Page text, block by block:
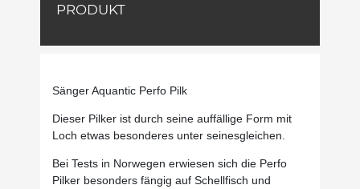
PRODUKT
Sänger Aquantic Perfo Pilk
Dieser Pilker ist durch seine auffällige Form mit
Loch etwas besonderes unter seinesgleichen.
Bei Tests in Norwegen erwiesen sich die Perfo
Pilker besonders fängig auf Schellfisch und